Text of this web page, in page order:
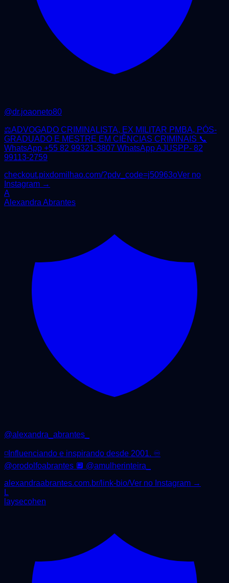
@dr.joaoneto80
⚖️ADVOGADO CRIMINALISTA, EX MILITAR PMBA, PÓS-
GRADUADO E MESTRE EM CIÊNCIAS CRIMINAIS 📞
WhatsApp +55 82 99321-3807 WhatsApp AJUSPP- 82
99113-2759
checkout.pixdomilhao.com/?pdv_code=j50963oVer no
Instagram →
A
Alexandra Abrantes
@alexandra_abrantes_
◽️Influenciando e inspirando desde 2001. ♾️
@orodolfoabrantes 🔲 @amulherinteira_
alexandraabrantes.com.br/link-bio/Ver no Instagram →
L
laysecohen